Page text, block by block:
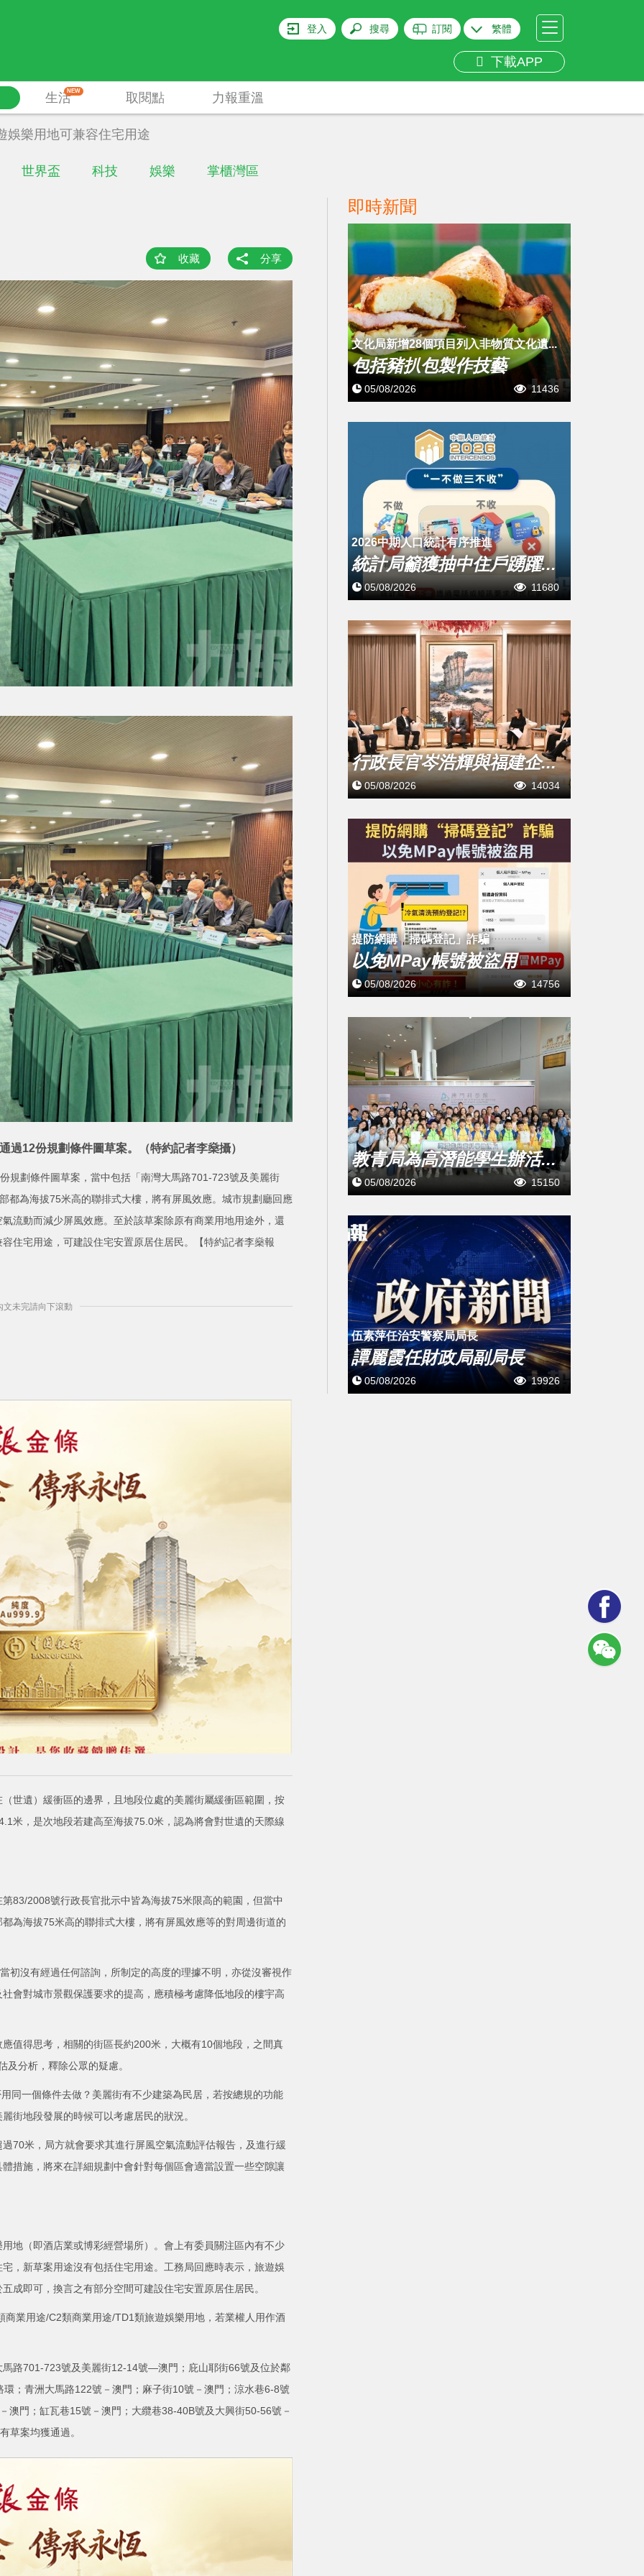
登入 搜尋 訂閱 繁體
下載APP
世界盃 科技 娛樂 掌櫃灣區
生活NEW 取閱點 力報重溫
娛樂用地可兼容住宅用途
收藏 分享
過12份規劃條件圖草案。（特約記者李燊攝）
規劃條件圖草案，當中包括「南灣大馬路701-723號及美麗街
為海拔75米高的聯排式大樓，將有屏風效應。城市規劃廳回應
流動而減少屏風效應。至於該草案除原有商業用地用途外，還
住宅用途，可建設住宅安置原居住居民。【特約記者李燊報
文未完請向下滾動
世遺）緩衝區的邊界，且地段位處的美麗街屬緩衝區範圍，按
米，是次地段若建高至海拔75.0米，認為將會對世遺的天際線
83/2008號行政長官批示中皆為海拔75米限高的範園，但當中
為海拔75米高的聯排式大樓，將有屏風效應等的對周邊街道的
初沒有經過任何諮詢，所制定的高度的理據不明，亦從沒審視作
會對城市景觀保護要求的提高，應積極考慮降低地段的樓宇高
值得思考，相關的街區長約200米，大概有10個地段，之間真
分析，釋除公眾的疑慮。
同一個條件去做？美麗街有不少建築為民居，若按總規的功能
街地段發展的時候可以考慮居民的狀況。
70米，局方就會要求其進行屏風空氣流動評估報告，及進行緩
措施，將來在詳細規劃中會針對每個區會適當設置一些空隙讓
地（即酒店業或博彩經營場所）。會上有委員關注區內有不少
，新草案用途沒有包括住宅用途。工務局回應時表示，旅遊娛
成即可，換言之有部分空間可建設住宅安置原居住居民。
業用途/C2類商業用途/TD1類旅遊娛樂用地，若業權人用作酒
路701-723號及美麗街12-14號—澳門；庇山耶街66號及位於鄰
；青洲大馬路122號－澳門；麻子街10號－澳門；涼水巷6-8號
澳門；缸瓦巷15號－澳門；大纜巷38-40B號及大興街50-56號－
草案均獲通過。
即時新聞
文化局新增28個項目列入非物質文化遺...
包括豬扒包製作技藝
05/08/2026 11436
2026中期人口統計有序推進
統計局籲獲抽中住戶踴躍...
05/08/2026 11680
行政長官岑浩輝與福建企...
05/08/2026 14034
提防網購「掃碼登記」詐騙
以免MPay帳號被盜用
05/08/2026 14756
教青局為高潛能學生辦活...
05/08/2026 15150
伍素萍任治安警察局局長
譚麗霞任財政局副局長
05/08/2026 19926